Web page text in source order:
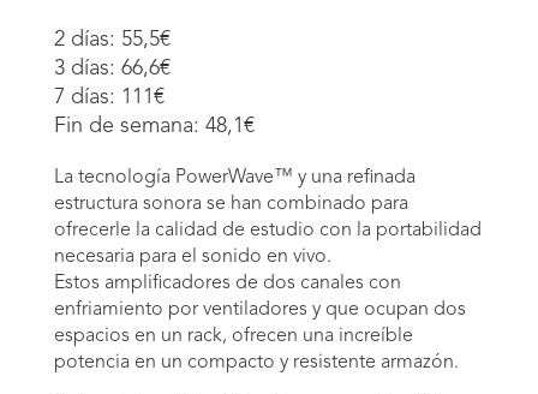
2 días: 55,5€
3 días: 66,6€
7 días: 111€
Fin de semana: 48,1€
La tecnología PowerWave™ y una refinada
estructura sonora se han combinado para
ofrecerle la calidad de estudio con la portabilidad
necesaria para el sonido en vivo.
Estos amplificadores de dos canales con
enfriamiento por ventiladores y que ocupan dos
espacios en un rack, ofrecen una increíble
potencia en un compacto y resistente armazón.